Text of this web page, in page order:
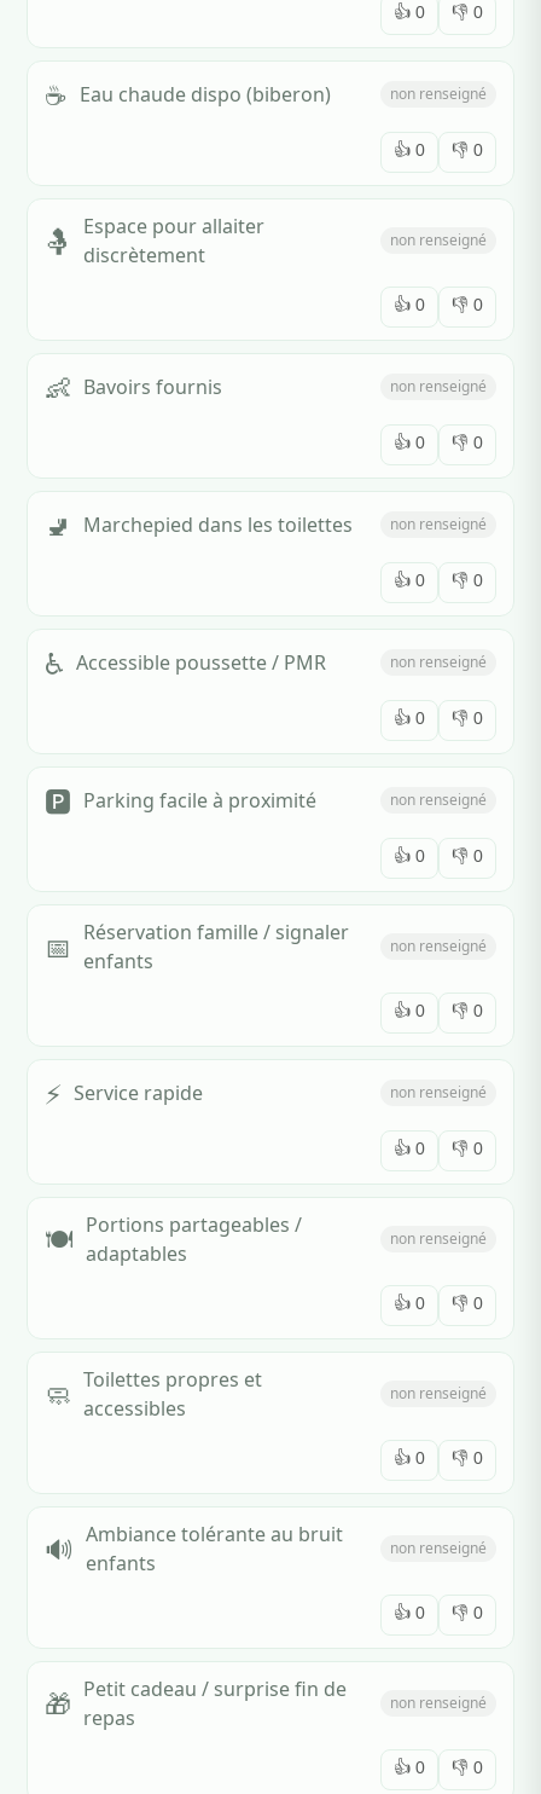
👍 0 👎 0
☕ Eau chaude dispo (biberon) non renseigné
👍 0 👎 0
🤱
Espace pour allaiter
discrètement
non renseigné
👍 0 👎 0
👶 Bavoirs fournis non renseigné
👍 0 👎 0
🚽 Marchepied dans les toilettes non renseigné
👍 0 👎 0
♿ Accessible poussette / PMR non renseigné
👍 0 👎 0
🅿️ Parking facile à proximité non renseigné
👍 0 👎 0
📅 Réservation famille / signaler
enfants
non renseigné
👍 0 👎 0
⚡ Service rapide non renseigné
👍 0 👎 0
🍽️ Portions partageables /
adaptables
non renseigné
👍 0 👎 0
🧼 Toilettes propres et
accessibles
non renseigné
👍 0 👎 0
🔊 Ambiance tolérante au bruit
enfants
non renseigné
👍 0 👎 0
🎁 Petit cadeau / surprise fin de
repas
non renseigné
👍 0 👎 0